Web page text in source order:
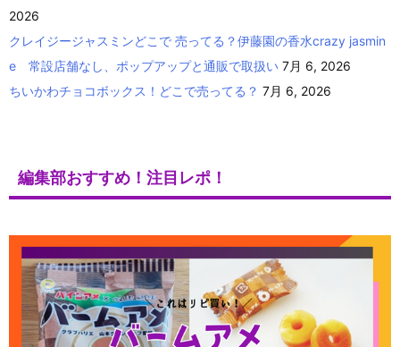
2026
クレイジージャスミンどこで 売ってる？伊藤園の香水crazy jasmin
e 常設店舗なし、ポップアップと通販で取扱い 7月 6, 2026
ちいかわチョコボックス！どこで売ってる？ 7月 6, 2026
編集部おすすめ！注目レポ！